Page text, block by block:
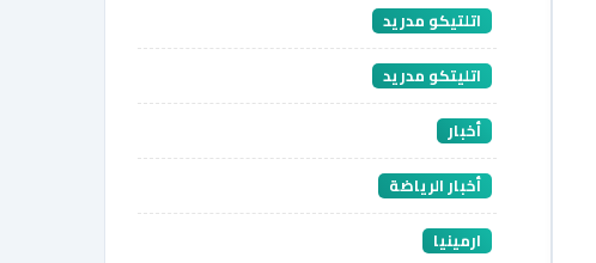
اتلتيكو مدريد
اتليتكو مدريد
أخبار
أخبار الرياضة
ارمينيا